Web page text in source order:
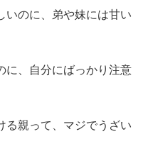
いのに、弟や妹には甘い
に、自分にばっかり注意
る親って、マジでうざい